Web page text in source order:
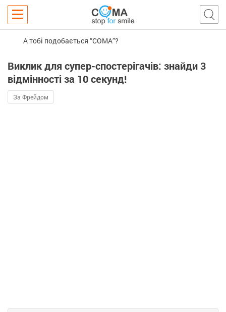
А тобі подобається “COMA”?
Виклик для супер-спостерігачів: знайди 3
відмінності за 10 секунд!
За Фрейдом